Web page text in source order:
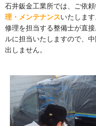
石井鈑金工業所では、ご依
理・メンテナンスいたします
修理を担当する整備士が直
ルに担当いたしますので、
出しません。